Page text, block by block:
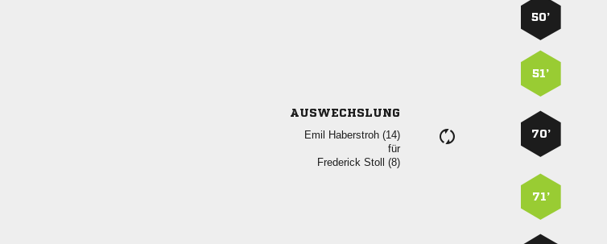
50’
51’
AUSWECHSLUNG
  
für
  
70’
71’